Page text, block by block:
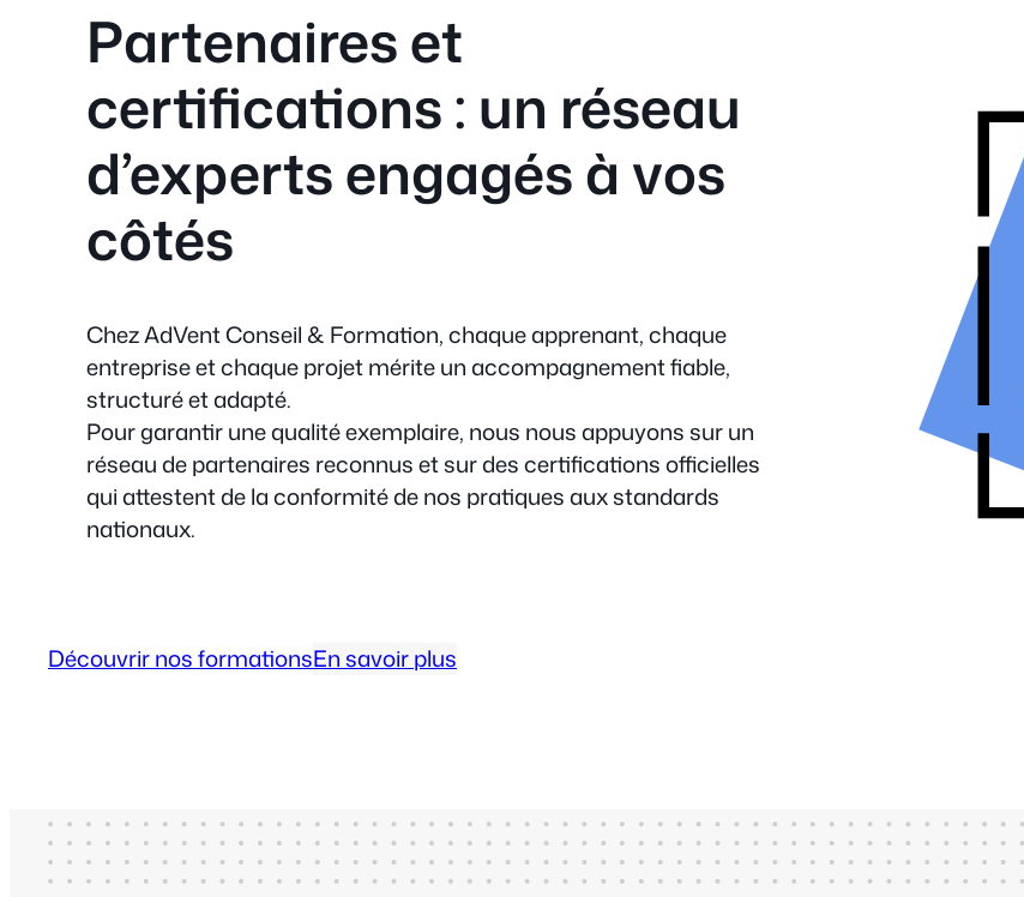
Partenaires et
certifications : un réseau
d’experts engagés à vos
côtés
Chez AdVent Conseil & Formation, chaque apprenant, chaque
entreprise et chaque projet mérite un accompagnement fiable,
structuré et adapté.
Pour garantir une qualité exemplaire, nous nous appuyons sur un
réseau de partenaires reconnus et sur des certifications officielles
qui attestent de la conformité de nos pratiques aux standards
nationaux.
Découvrir nos formationsEn savoir plus